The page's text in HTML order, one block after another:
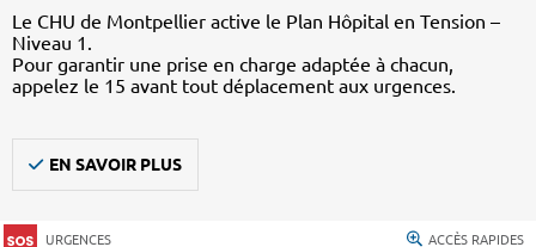
Le CHU de Montpellier active le Plan Hôpital en Tension –
Niveau 1.
Pour garantir une prise en charge adaptée à chacun,
appelez le 15 avant tout déplacement aux urgences.
EN SAVOIR PLUS
URGENCES ACCÈS RAPIDES